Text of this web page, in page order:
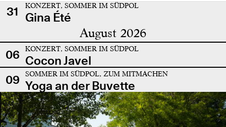
31
KONZERT, SOMMER IM SÜDPOL
Gina Été
August 2026
06 KONZERT, SOMMER IM SÜDPOL
Cocon Javel
09
SOMMER IM SÜDPOL, ZUM MITMACHEN
Yoga an der Buvette